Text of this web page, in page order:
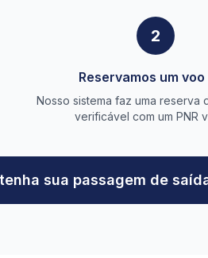
2
Reservamos um
Nosso sistema faz uma reserva
verificável com um PNR
sua passagem de